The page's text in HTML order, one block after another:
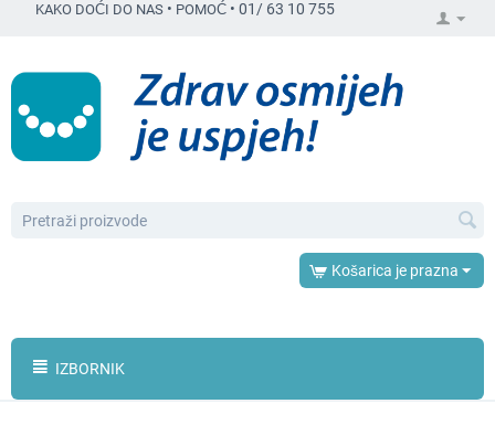
KAKO DOĆI DO NAS • POMOĆ • 01/ 63 10 755
Košarica je prazna
IZBORNIK